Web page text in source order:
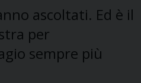
ascoltati. Ed è il
per
sempre più